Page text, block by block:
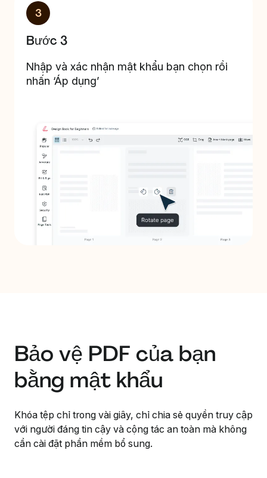
3
Bước 3
Nhập và xác nhận mật khẩu bạn chọn rồi
nhấn ‘Áp dụng’
Bảo vệ PDF của bạn
bằng mật khẩu
Khóa tệp chỉ trong vài giây, chỉ chia sẻ quyền truy cập
với người đáng tin cậy và cộng tác an toàn mà không
cần cài đặt phần mềm bổ sung.